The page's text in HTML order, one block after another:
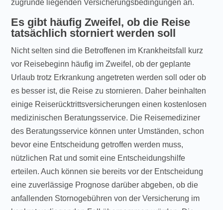
zugrunde liegenden Versicherungsbedingungen an.
Es gibt häufig Zweifel, ob die Reise
tatsächlich storniert werden soll
Nicht selten sind die Betroffenen im Krankheitsfall kurz
vor Reisebeginn häufig im Zweifel, ob der geplante
Urlaub trotz Erkrankung angetreten werden soll oder ob
es besser ist, die Reise zu stornieren. Daher beinhalten
einige Reiserücktrittsversicherungen einen kostenlosen
medizinischen Beratungsservice. Die Reisemediziner
des Beratungsservice können unter Umständen, schon
bevor eine Entscheidung getroffen werden muss,
nützlichen Rat und somit eine Entscheidungshilfe
erteilen. Auch können sie bereits vor der Entscheidung
eine zuverlässige Prognose darüber abgeben, ob die
anfallenden Stornogebühren von der Versicherung im